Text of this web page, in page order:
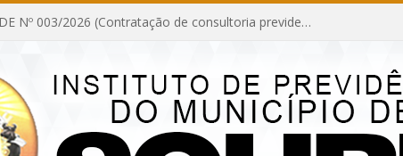
INEXIGIBILIDADE Nº 003/2026 (Contratação de consultoria previdenciária com finalidade de obtenção do CRP, confecção dos demonstrativos previdenciários DAIR, DIPR e DPIN, preparar e alimentar o CADPREV, em atendimento às demandas do Instituto de Previdência dos Servidores do Município de Soure – IPSMS, por um período de 10 (dez) meses)